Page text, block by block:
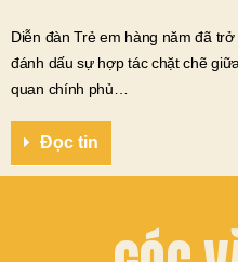
Diễn đàn Trẻ em hàng năm đã
đánh dấu sự hợp tác chặt chẽ
quan chính phủ…
Đọc tin